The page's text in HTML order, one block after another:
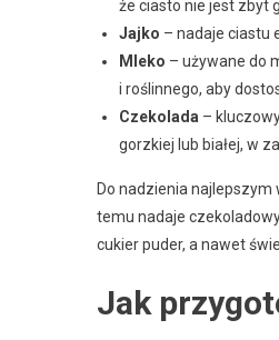
że ciasto nie jest zbyt
Jajko – nadaje ciastu
Mleko – używane do
i roślinnego, aby
Czekolada –
gorzkiej lub białej, w
Do nadzienia najlepszym
temu nadaje
cukier puder, a nawet
Jak